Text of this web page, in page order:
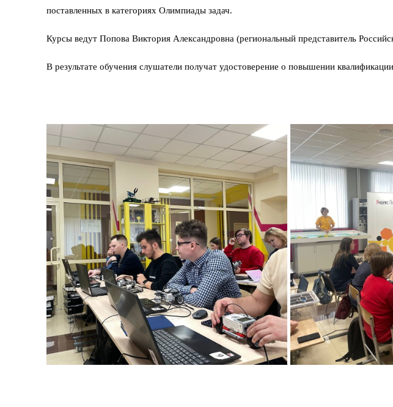
поставленных в категориях Олимпиады задач.
Курсы ведут Попова Виктория Александровна (региональный представитель
В результате обучения слушатели получат удостоверение о повышении